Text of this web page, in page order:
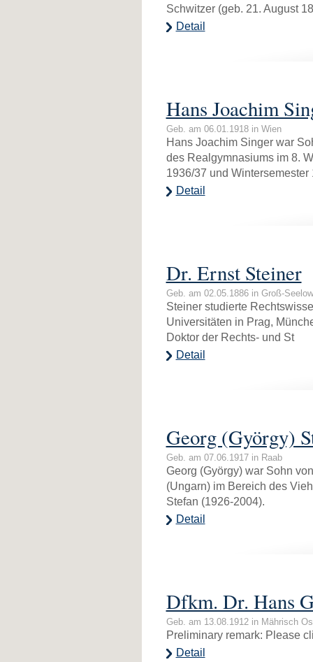
Schwitzer (geb. 21. August
Detail
Hans Joachim
Geb. am 06.01.1918 in Wien
Hans Joachim Singer war
des Realgymnasiums im 8.
1936/37 und Wintersemester
Detail
Dr. Ernst Steiner
Geb. am 02.05.1886 in Groß-
Steiner studierte
Universitäten in Prag,
Doktor der Rechts- und St
Detail
Georg (György)
Geb. am 07.06.1917 in Raab
Georg (György) war Sohn
(Ungarn) im Bereich des
Stefan (1926-2004).
Detail
Dfkm. Dr. Hans
Geb. am 13.08.1912 in Mährisch
Preliminary remark: Please
Detail